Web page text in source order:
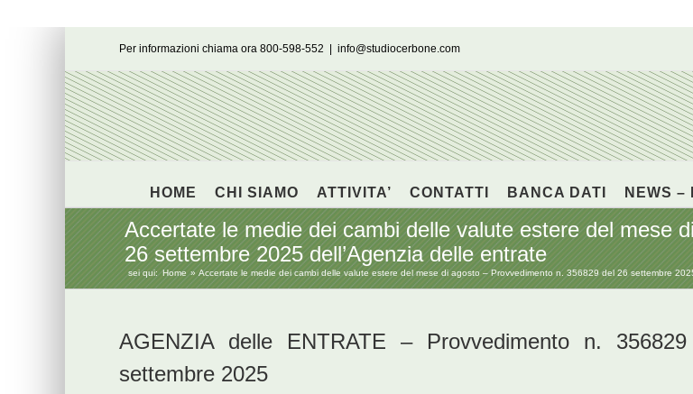
Per informazioni chiama ora 800-598-552 info@studiocerbone.com
HOME CHI SIAMO ATTIVITA’ CONTATTI BANCA DATI NEWS –
Accertate le medie dei cambi delle valute estere del mese
26 settembre 2025 dell’Agenzia delle entrate
sei qui: Home Accertate le medie dei cambi delle valute estere del mese di agosto – Provvedimento n. 356829 del 26 settembre
AGENZIA delle ENTRATE – Provvedimento n.
settembre 2025